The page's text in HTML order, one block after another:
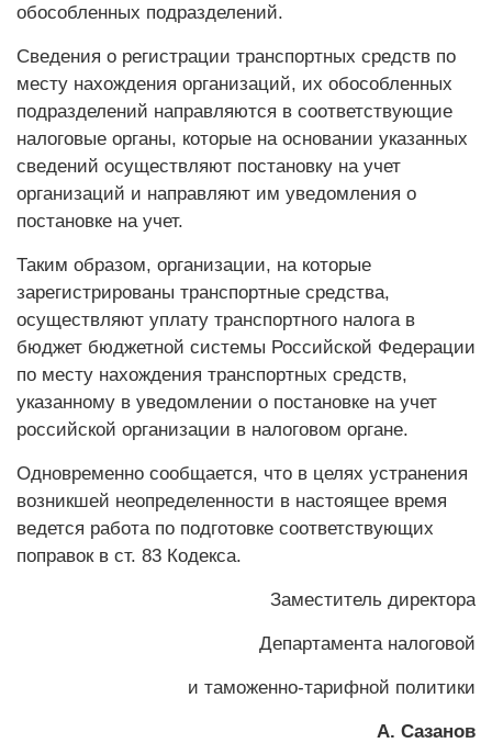
обособленных подразделений.
Сведения о регистрации транспортных средств по
месту нахождения организаций, их обособленных
подразделений направляются в соответствующие
налоговые органы, которые на основании указанных
сведений осуществляют постановку на учет
организаций и направляют им уведомления о
постановке на учет.
Таким образом, организации, на которые
зарегистрированы транспортные средства,
осуществляют уплату транспортного налога в
бюджет бюджетной системы Российской Федерации
по месту нахождения транспортных средств,
указанному в уведомлении о постановке на учет
российской организации в налоговом органе.
Одновременно сообщается, что в целях устранения
возникшей неопределенности в настоящее время
ведется работа по подготовке соответствующих
поправок в ст. 83 Кодекса.
Заместитель директора
Департамента налоговой
и таможенно-тарифной политики
А. Сазанов